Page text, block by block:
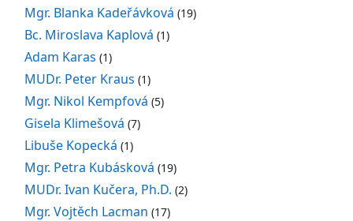
Mgr. Blanka Kadeřávková (19)
Bc. Miroslava Kaplová (1)
Adam Karas (1)
MUDr. Peter Kraus (1)
Mgr. Nikol Kempfová (5)
Gisela Klimešová (7)
Libuše Kopecká (1)
Mgr. Petra Kubásková (19)
MUDr. Ivan Kučera, Ph.D. (2)
Mgr. Vojtěch Lacman (17)